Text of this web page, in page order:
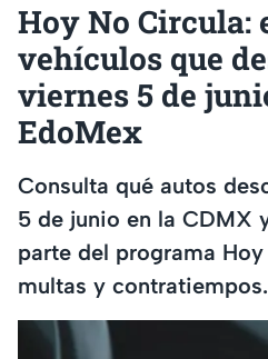
Hoy No Circula:
vehículos que
viernes 5 de
EdoMex
Consulta qué autos
5 de junio en la CDMX
parte del programa
multas y contratiempos.